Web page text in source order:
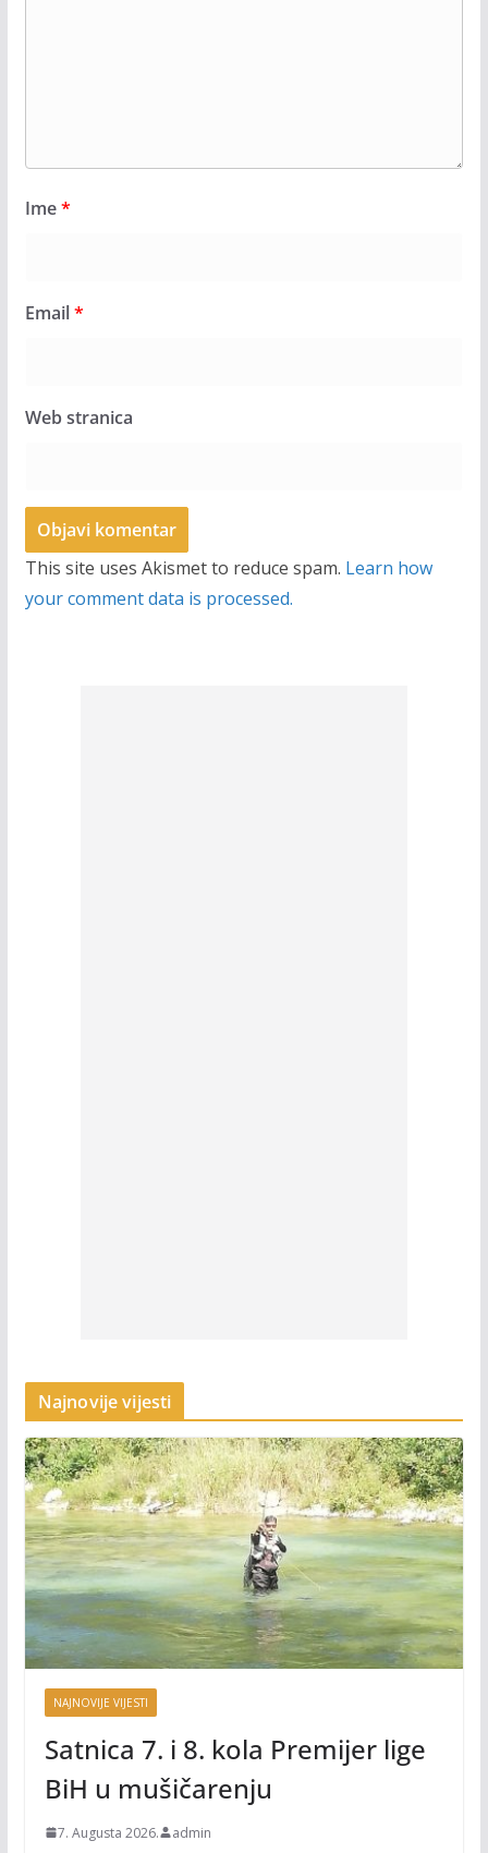
Ime*
Email*
Web stranica
This site uses Akismet to reduce spam. Learn how
your comment data is processed.
Najnovije vijesti
NAJNOVIJE VIJESTI
Satnica 7. i 8. kola Premijer lige
BiH u mušičarenju
7. Augusta 2026. admin